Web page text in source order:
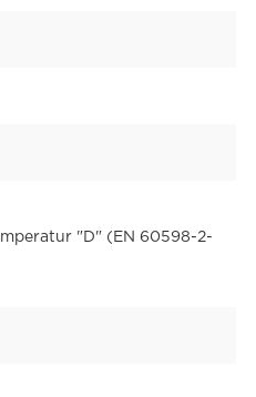
"D" (EN 60598-2-